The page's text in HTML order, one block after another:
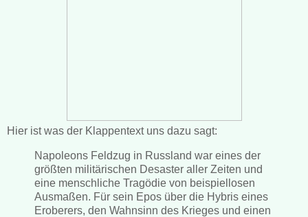
Hier ist was der Klappentext uns dazu sagt:
Napoleons Feldzug in Russland war eines der
größten militärischen Desaster aller Zeiten und
eine menschliche Tragödie von beispiellosen
Ausmaßen. Für sein Epos über die Hybris eines
Eroberers, den Wahnsinn des Krieges und einen